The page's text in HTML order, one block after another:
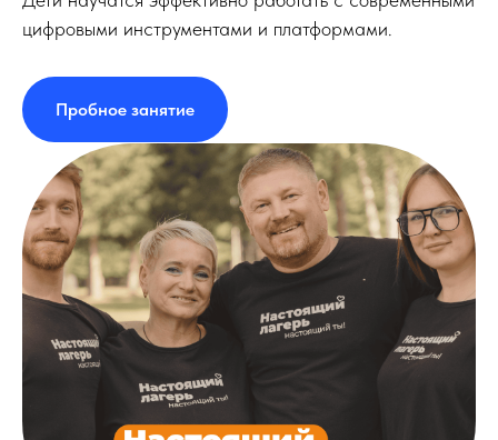
цифровыми инструментами и платформами.
Пробное занятие